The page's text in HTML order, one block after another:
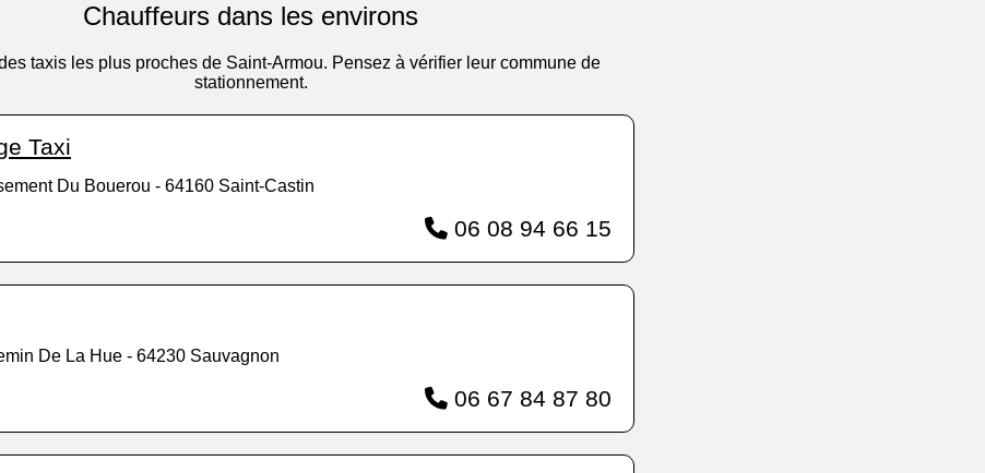
Chauffeurs dans les environs
taxis les plus proches de Saint-Armou. Pensez à vérifier leur commune de
stationnement.
Taxi
Du Bouerou - 64160 Saint-Castin
06 08 94 66 15
De La Hue - 64230 Sauvagnon
06 67 84 87 80